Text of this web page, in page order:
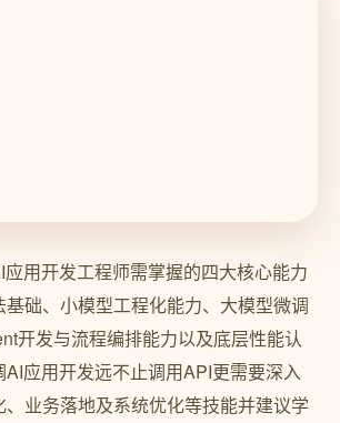
用开发工程师需掌握的四大核心能力
础、小模型工程化能力、大模型微调
开发与流程编排能力以及底层性能认
应用开发远不止调用API更需要深入
业务落地及系统优化等技能并建议学